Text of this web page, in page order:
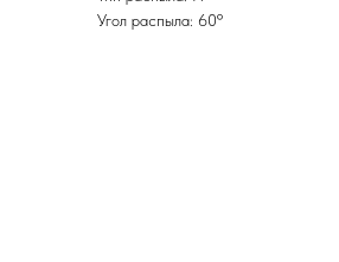
Угол распыла: 60º